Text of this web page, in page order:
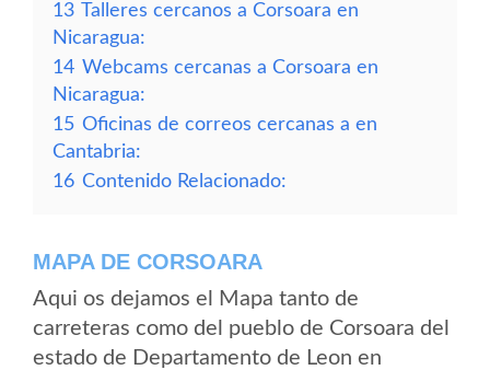
13 Talleres cercanos a Corsoara en
Nicaragua:
14 Webcams cercanas a Corsoara en
Nicaragua:
15 Oficinas de correos cercanas a en
Cantabria:
16 Contenido Relacionado:
MAPA DE CORSOARA
Aqui os dejamos el Mapa tanto de
carreteras como del pueblo de Corsoara del
estado de Departamento de Leon en